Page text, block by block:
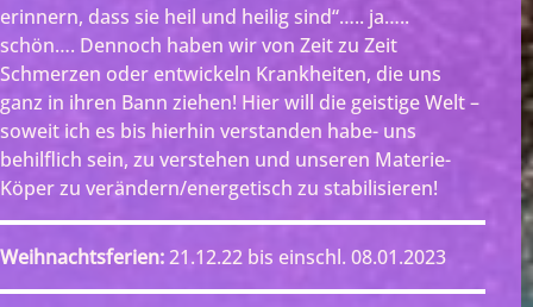
erinnern, dass sie heil und heilig sind“….. ja…..
schön…. Dennoch haben wir von Zeit zu Zeit
Schmerzen oder entwickeln Krankheiten, die uns
ganz in ihren Bann ziehen! Hier will die geistige Welt –
soweit ich es bis hierhin verstanden habe- uns
behilflich sein, zu verstehen und unseren Materie-
Köper zu verändern/energetisch zu stabilisieren!
Weihnachtsferien:21.12.22 bis einschl. 08.01.2023